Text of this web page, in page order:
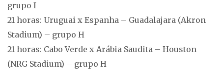
grupo I
21 horas: Uruguai x Espanha – Guadalajara (Akron
Stadium) – grupo H
21 horas: Cabo Verde x Arábia Saudita – Houston
(NRG Stadium) – grupo H